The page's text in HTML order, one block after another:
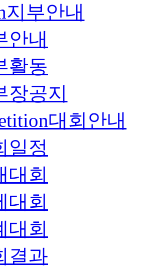
지부안내
안내
활동
장공지
대회안내
일정
대회
대회
대회
결과